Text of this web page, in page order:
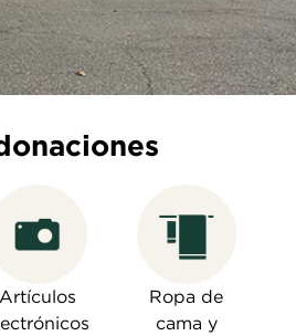
Artículos
Ropa de
cama y